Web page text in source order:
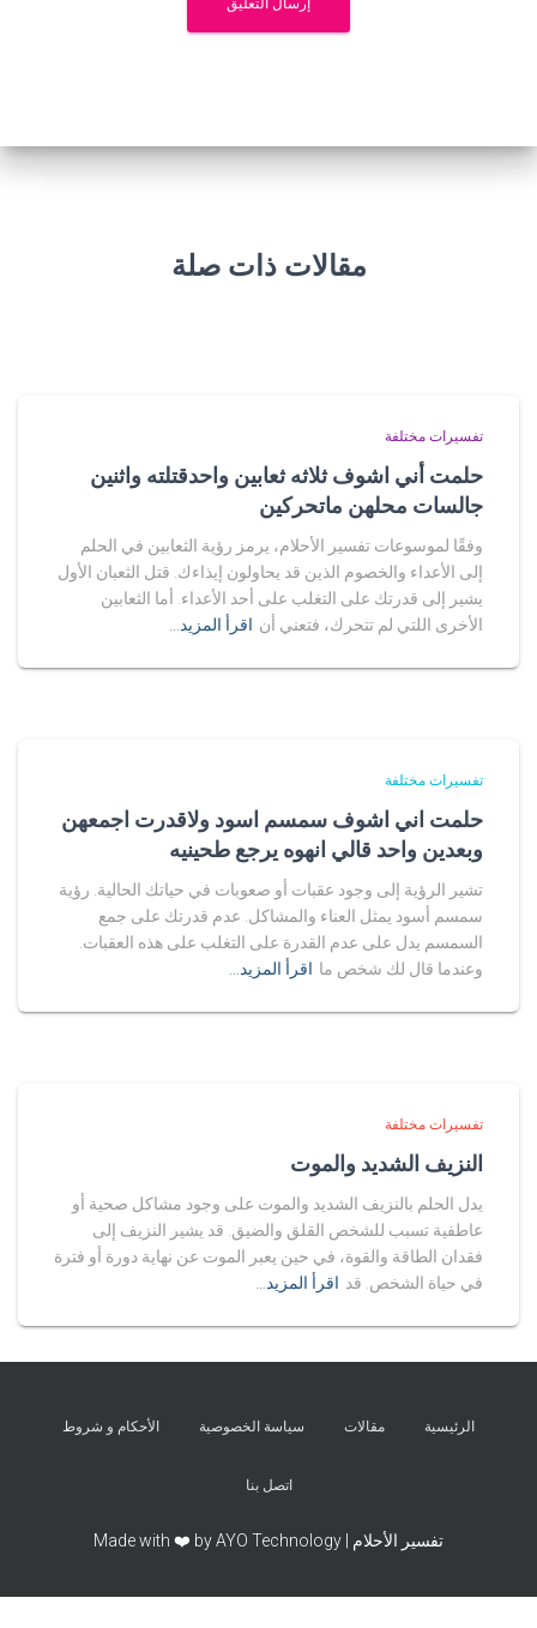
مقالات ذات صلة
تفسيرات مختلفة
حلمت أني اشوف ثلاثه ثعابين واحدقتلته واثنين
جالسات محلهن ماتحركين
وفقًا لموسوعات تفسير الأحلام، يرمز رؤية الثعابين في الحلم
إلى الأعداء والخصوم الذين قد يحاولون إيذاءك. قتل الثعبان الأول
يشير إلى قدرتك على التغلب على أحد الأعداء. أما الثعابين
الأخرى اللتي لم تتحرك، فتعني أن اقرأ المزيد…
تفسيرات مختلفة
حلمت اني اشوف سمسم اسود ولاقدرت اجمعهن
وبعدين واحد قالي انهوه يرجع طحينيه
تشير الرؤية إلى وجود عقبات أو صعوبات في حياتك الحالية. رؤية
سمسم أسود يمثل العناء والمشاكل. عدم قدرتك على جمع
السمسم يدل على عدم القدرة على التغلب على هذه العقبات.
وعندما قال لك شخص ما اقرأ المزيد…
تفسيرات مختلفة
النزيف الشديد والموت
يدل الحلم بالنزيف الشديد والموت على وجود مشاكل صحية أو
عاطفية تسبب للشخص القلق والضيق. قد يشير النزيف إلى
فقدان الطاقة والقوة، في حين يعبر الموت عن نهاية دورة أو فترة
في حياة الشخص. قد اقرأ المزيد…
الرئيسية مقالات سياسة الخصوصية الأحكام و شروط
اتصل بنا
تفسير الأحلام | Made with ❤️ by AYO Technology